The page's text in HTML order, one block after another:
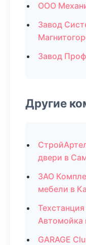
ООО
Завод
Завод
Другие
двери в
ЗАО
мебели в
Автомойка
GARAGE